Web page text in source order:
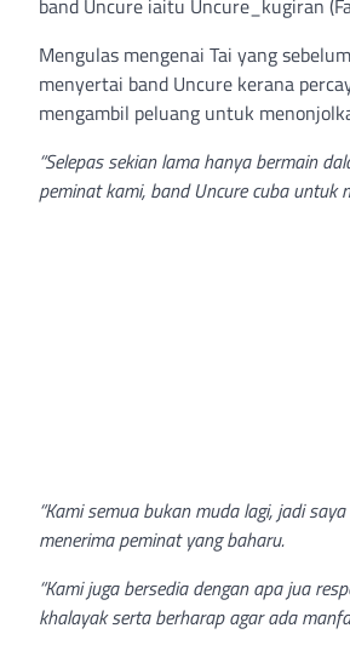
Mengulas mengenai Tai yang
menyertai band Uncure kerana
mengambil peluang untuk
“Selepas sekian lama hanya bermain
peminat kami, band Uncure cuba untuk
“Kami semua bukan muda lagi, jadi
menerima peminat yang baharu.
“Kami juga bersedia dengan apa jua
khalayak serta berharap agar ada